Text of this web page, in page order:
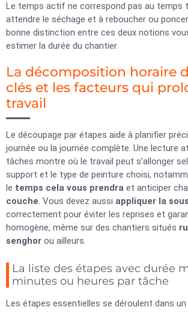
Le temps actif ne correspond pas au temps
attendre le séchage et à reboucher ou
bonne distinction entre ces deux notions
estimer la durée du chantier.
La décomposition horaire
clés et les facteurs qui
travail
Le découpage par étapes aide à planifier
journée ou la journée complète. Une lecture
tâches montre où le travail peut s’allonger
support et le type de peinture choisi,
le temps cela vous prendra et anticiper
couche. Vous devez aussi appliquer la
correctement pour éviter les reprises et
homogène, même sur des chantiers situés
senghor ou ailleurs.
La liste des étapes avec durée
minutes ou heures par tâche
Les étapes essentielles se déroulent dans